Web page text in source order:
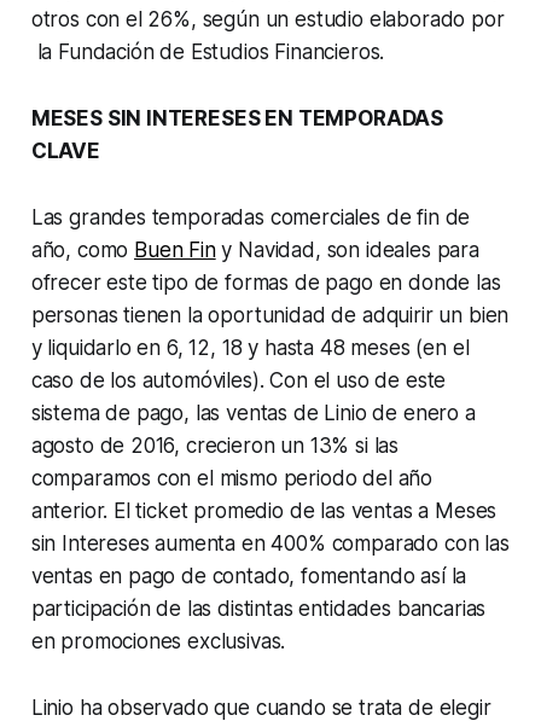
otros con el 26%, según un estudio elaborado por
la Fundación de Estudios Financieros.
MESES SIN INTERESES EN TEMPORADAS
CLAVE
Las grandes temporadas comerciales de fin de
año, como Buen Finy Navidad, son ideales para
ofrecer este tipo de formas de pago en donde las
personas tienen la oportunidad de adquirir un bien
y liquidarlo en 6, 12, 18 y hasta 48 meses (en el
caso de los automóviles). Con el uso de este
sistema de pago, las ventas de Linio de enero a
agosto de 2016, crecieron un 13% si las
comparamos con el mismo periodo del año
anterior. El ticket promedio de las ventas a Meses
sin Intereses aumenta en 400% comparado con las
ventas en pago de contado, fomentando así la
participación de las distintas entidades bancarias
en promociones exclusivas.
Linio ha observado que cuando se trata de elegir